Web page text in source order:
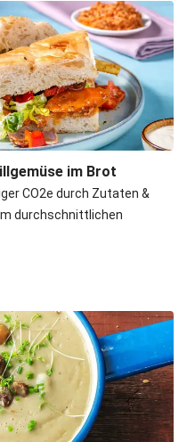
im Brot
CO2e durch Zutaten &
durchschnittlichen